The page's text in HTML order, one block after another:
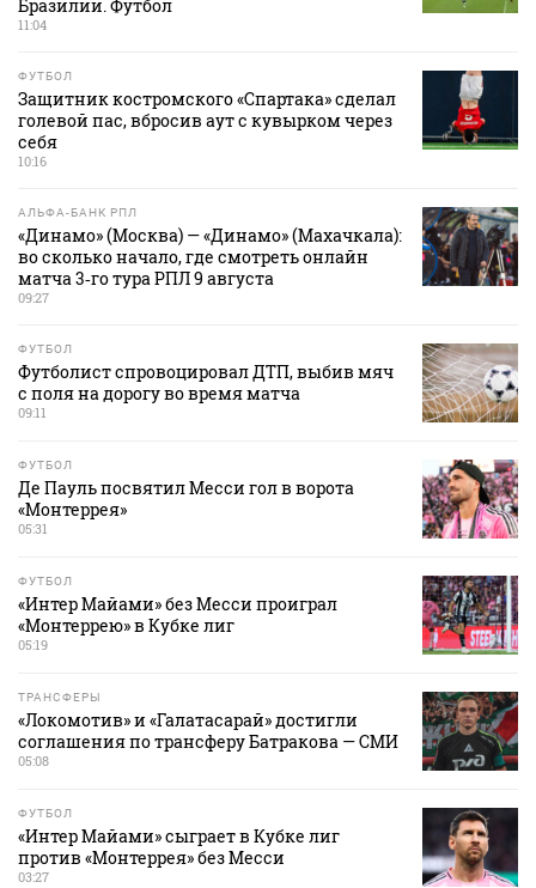
Бразилии. Футбол
11:04
ФУТБОЛ
Защитник костромского «Спартака» сделал
голевой пас, вбросив аут с кувырком через
себя
10:16
АЛЬФА-БАНК РПЛ
«Динамо» (Москва) — «Динамо» (Махачкала):
во сколько начало, где смотреть онлайн
матча 3‑го тура РПЛ 9 августа
09:27
ФУТБОЛ
Футболист спровоцировал ДТП, выбив мяч
с поля на дорогу во время матча
09:11
ФУТБОЛ
Де Пауль посвятил Месси гол в ворота
«Монтеррея»
05:31
ФУТБОЛ
«Интер Майами» без Месси проиграл
«Монтеррею» в Кубке лиг
05:19
ТРАНСФЕРЫ
«Локомотив» и «Галатасарай» достигли
соглашения по трансферу Батракова — СМИ
05:08
ФУТБОЛ
«Интер Майами» сыграет в Кубке лиг
против «Монтеррея» без Месси
03:27